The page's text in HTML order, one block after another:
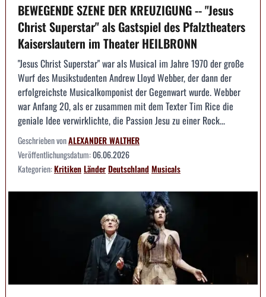
BEWEGENDE SZENE DER KREUZIGUNG -- "Jesus
Christ Superstar" als Gastspiel des Pfalztheaters
Kaiserslautern im Theater HEILBRONN
"Jesus Christ Superstar" war als Musical im Jahre 1970 der große
Wurf des Musikstudenten Andrew Lloyd Webber, der dann der
erfolgreichste Musicalkomponist der Gegenwart wurde. Webber
war Anfang 20, als er zusammen mit dem Texter Tim Rice die
geniale Idee verwirklichte, die Passion Jesu zu einer Rock...
Geschrieben vonALEXANDER WALTHER
Veröffentlichungsdatum:06.06.2026
Kategorien:KritikenLänderDeutschlandMusicals